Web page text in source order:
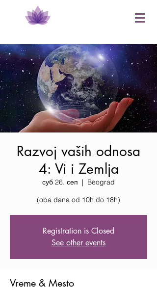
​Razvoj vaših odnosa
4: Vi i Zemlja
суб 26. сеп
  |
Beograd
​(oba dana od 10h do 18h)​
Registration is Closed
See other events
Vreme & Mesto